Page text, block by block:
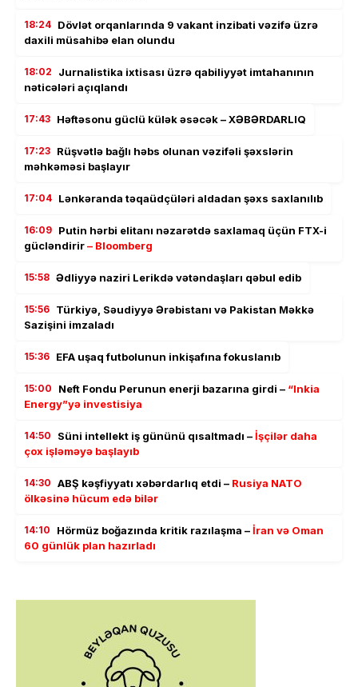
18:24 Dövlət orqanlarında 9 vakant inzibati vəzifə üzrə
daxili müsahibə elan olundu
18:02
Jurnalistika ixtisası üzrə qabiliyyət imtahanının
nəticələri açıqlandı
17:43 Həftəsonu güclü külək əsəcək – XƏBƏRDARLIQ
17:23 Rüşvətlə bağlı həbs olunan vəzifəli şəxslərin
məhkəməsi başlayır
17:04 Lənkəranda təqaüdçüləri aldadan şəxs saxlanılıb
16:09 Putin hərbi elitanı nəzarətdə saxlamaq üçün FTX-i
gücləndirir– Bloomberg
15:58 Ədliyyə naziri Lerikdə vətəndaşları qəbul edib
15:56 Türkiyə, Səudiyyə Ərəbistanı və Pakistan Məkkə
Sazişini imzaladı
15:36 EFA uşaq futbolunun inkişafına fokuslanıb
15:00 Neft Fondu Perunun enerji bazarına girdi – “Inkia
Energy”yə investisiya
14:50 Süni intellekt iş gününü qısaltmadı –İşçilər daha
çox işləməyə başlayıb
14:30 ABŞ kəşfiyyatı xəbərdarlıq etdi – Rusiya NATO
ölkəsinə hücum edə bilər
14:10 Hörmüz boğazında kritik razılaşma –İran və Oman
60 günlük plan hazırladı